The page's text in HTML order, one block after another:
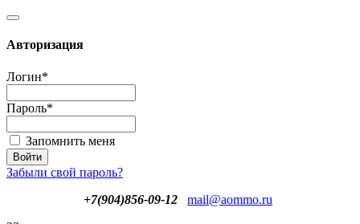
Авторизация
Логин*
Пароль*
Запомнить меня
Забыли свой пароль?
+7(904)856-09-12
mail@aommo.ru